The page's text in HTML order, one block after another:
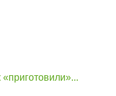
«приготовили»...